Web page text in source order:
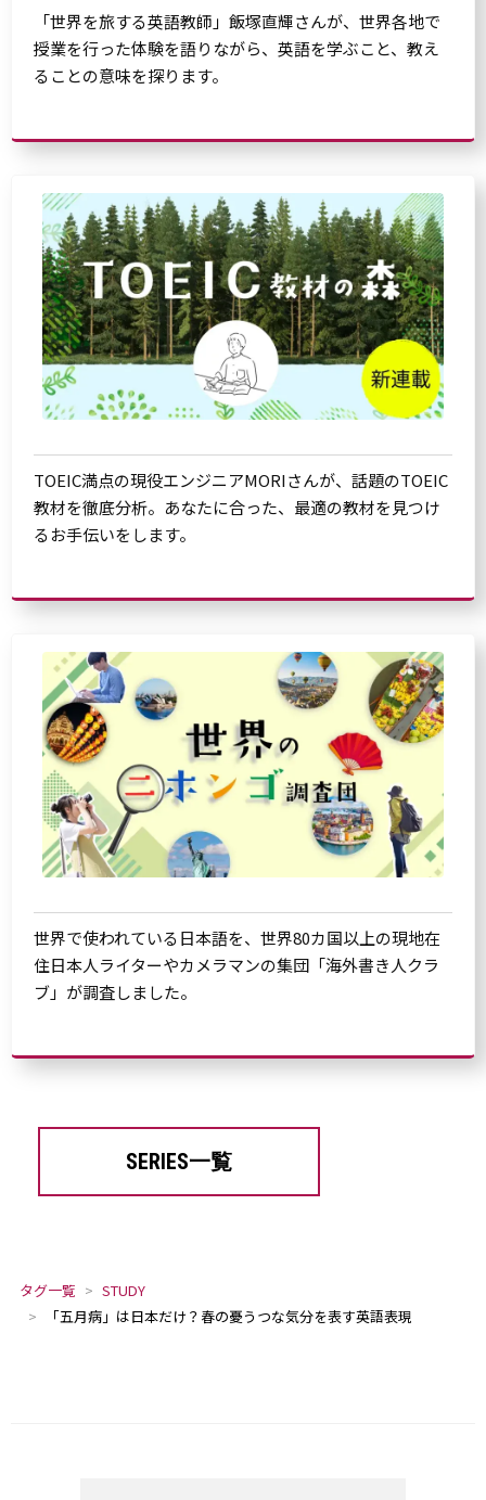
「世界を旅する英語教師」飯塚直輝さんが、世界各地で
授業を行った体験を語りながら、英語を学ぶこと、教え
ることの意味を探ります。
TOEIC満点の現役エンジニアMORIさんが、話題のTOEIC
教材を徹底分析。あなたに合った、最適の教材を見つけ
るお手伝いをします。
世界で使われている日本語を、世界80カ国以上の現地在
住日本人ライターやカメラマンの集団「海外書き人クラ
ブ」が調査しました。
SERIES一覧
タグ一覧
STUDY
「五月病」は日本だけ？春の憂うつな気分を表す英語表現